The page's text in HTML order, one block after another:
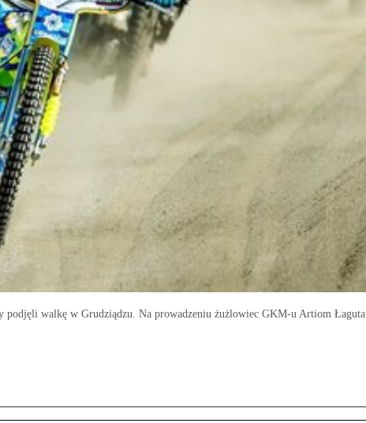
walkę w Grudziądzu. Na prowadzeniu żużlowiec GKM-u Artiom Łaguta